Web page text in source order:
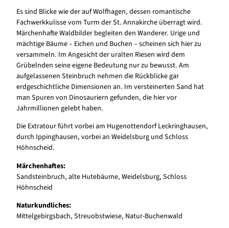
Es sind Blicke wie der auf Wolfhagen, dessen romantische
Fachwerkkulisse vom Turm der St. Annakirche überragt wird.
Märchenhafte Waldbilder begleiten den Wanderer. Urige und
mächtige Bäume – Eichen und Buchen – scheinen sich hier zu
versammeln. Im Angesicht der uralten Riesen wird dem
Grübelnden seine eigene Bedeutung nur zu bewusst. Am
aufgelassenen Steinbruch nehmen die Rückblicke gar
erdgeschichtliche Dimensionen an. Im versteinerten Sand hat
man Spuren von Dinosauriern gefunden, die hier vor
Jahrmillionen gelebt haben.
Die Extratour führt vorbei am Hugenottendorf Leckringhausen,
durch Ippinghausen, vorbei an Weidelsburg und Schloss
Höhnscheid.
Märchenhaftes:
Sandsteinbruch, alte Hutebäume, Weidelsburg, Schloss
Höhnscheid
Naturkundliches:
Mittelgebirgsbach, Streuobstwiese, Natur-Buchenwald